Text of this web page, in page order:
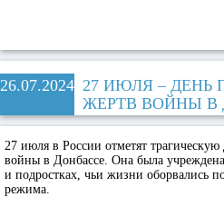
26.07.2024 27 ИЮЛЯ – ДЕНЬ
ЖЕРТВ ВОЙНЫ В
27 июля в России отметят
войны в Донбассе. Она была
и подростках, чьи жизни оборвались
режима.